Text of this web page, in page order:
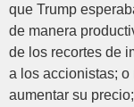
que Trump
de manera
de los recortes de
a los accionistas; o
aumentar su